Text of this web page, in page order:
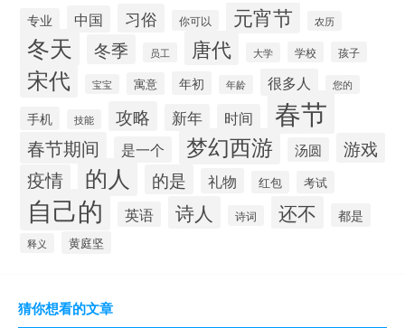
专业 中国 习俗 你可以 元宵节 农历
冬天 冬季 员工 唐代 大学 学校 孩子
宋代 宝宝 寓意 年初 年龄 很多人 您的
手机 技能 攻略 新年 时间 春节
春节期间 是一个 梦幻西游 汤圆 游戏
疫情 的人 的是 礼物 红包 考试
自己的 英语 诗人 诗词 还不 都是
释义 黄庭坚
猜你想看的文章